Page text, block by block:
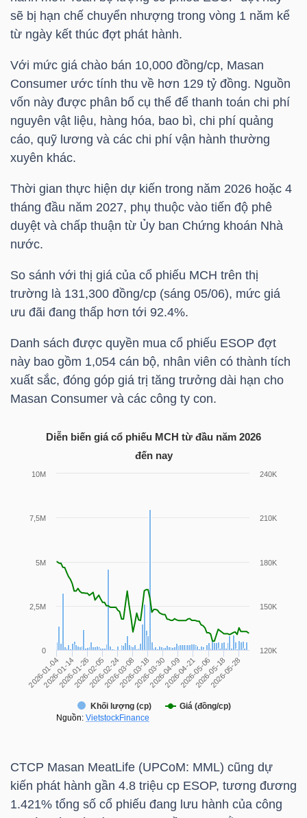
sẽ bị hạn chế chuyển nhượng trong vòng 1 năm kể
từ ngày kết thúc đợt phát hành.
Với mức giá chào bán 10,000 đồng/cp, Masan
Consumer ước tính thu về hơn 129 tỷ đồng. Nguồn
vốn này được phân bổ cụ thể để thanh toán chi phí
nguyên vật liệu, hàng hóa, bao bì, chi phí quảng
cáo, quỹ lương và các chi phí vận hành thường
xuyên khác.
Thời gian thực hiện dự kiến trong năm 2026 hoặc 4
tháng đầu năm 2027, phụ thuộc vào tiến độ phê
duyệt và chấp thuận từ Ủy ban Chứng khoán Nhà
nước.
So sánh với thị giá của cổ phiếu MCH trên thị
trường là 131,300 đồng/cp (sáng 05/06), mức giá
ưu đãi đang thấp hơn tới 92.4%.
Danh sách được quyền mua cổ phiếu ESOP đợt
này bao gồm 1,054 cán bộ, nhân viên có thành tích
xuất sắc, đóng góp giá trị tăng trưởng dài hạn cho
Masan Consumer và các công ty con.
Diễn biến giá cổ phiếu MCH từ đầu năm 2026
đến nay
CTCP Masan MeatLife (UPCoM: MML) cũng dự
kiến phát hành gần 4.8 triệu cp ESOP, tương đương
1.421% tổng số cổ phiếu đang lưu hành của công
CÔNG
ĐẦU
TƯ
TRUY
DỮ
LIỆU
Ngành
(-)
VS-
SECTOR
LƯỢNG
NGUYÊN
LIỆU
NGHIỆP
DÙNG
KHÔNG
THIẾT